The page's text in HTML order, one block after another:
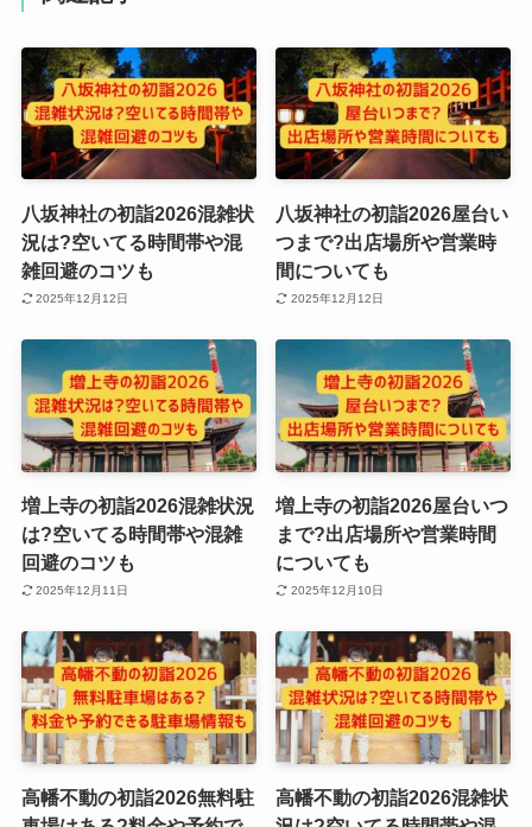
八坂神社の初詣2026混雑状
況は?空いてる時間帯や混
雑回避のコツも
2025年12月12日
八坂神社の初詣2026屋台い
つまで?出店場所や営業時
間についても
2025年12月12日
増上寺の初詣2026混雑状況
は?空いてる時間帯や混雑
回避のコツも
2025年12月11日
増上寺の初詣2026屋台いつ
まで?出店場所や営業時間
についても
2025年12月10日
高幡不動の初詣2026無料駐
高幡不動の初詣2026混雑状